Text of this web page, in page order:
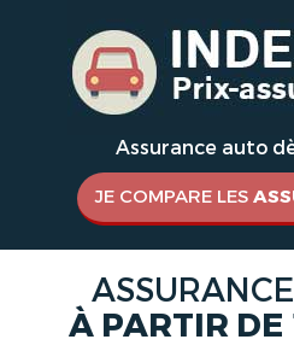
Assurance auto
JE COMPARE LES
À PARTIR